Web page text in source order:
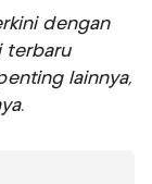
dengan
terbaru
lainnya,